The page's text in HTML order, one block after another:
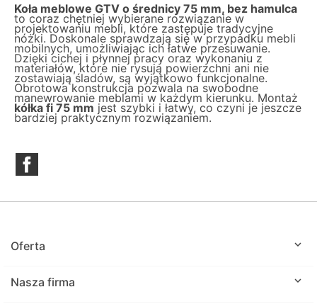
Koła meblowe GTV o średnicy 75 mm, bez hamulca
to coraz chętniej wybierane rozwiązanie w
projektowaniu mebli, które zastępuje tradycyjne
nóżki. Doskonale sprawdzają się w przypadku mebli
mobilnych, umożliwiając ich łatwe przesuwanie.
Dzięki cichej i płynnej pracy oraz wykonaniu z
materiałów, które nie rysują powierzchni ani nie
zostawiają śladów, są wyjątkowo funkcjonalne.
Obrotowa konstrukcja pozwala na swobodne
manewrowanie meblami w każdym kierunku. Montaż
kółka fi 75 mm jest szybki i łatwy, co czyni je jeszcze
bardziej praktycznym rozwiązaniem.
Oferta 
Nasza firma 